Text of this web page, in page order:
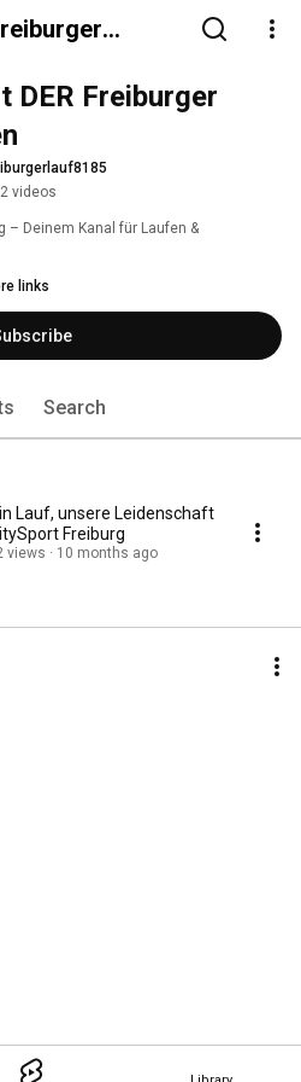
DER Freiburger
2 videos
– Deinem Kanal für Laufen &
links
Search
Lauf, unsere Leidenschaft
Freiburg
views 10 months ago